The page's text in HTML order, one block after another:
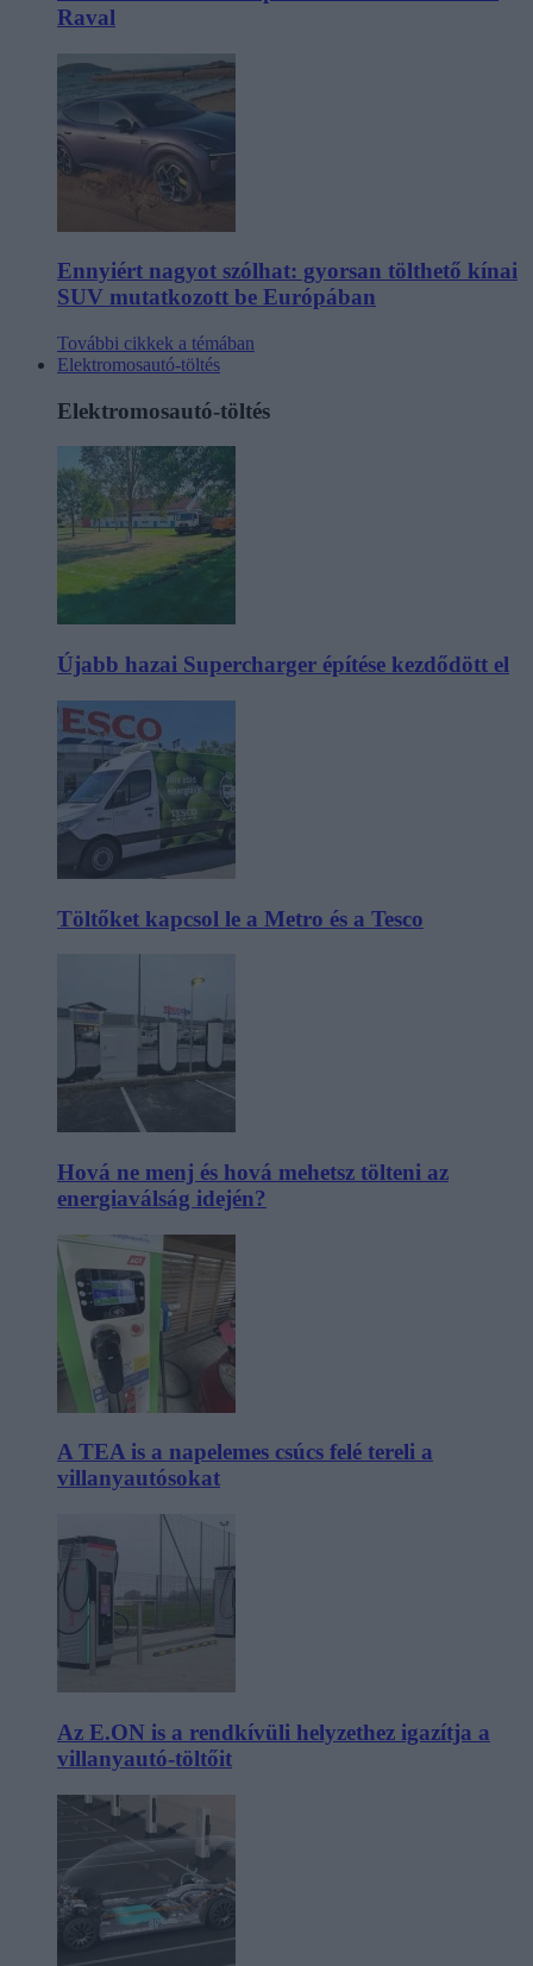
Raval
Ennyiért nagyot szólhat: gyorsan tölthető kínai
SUV mutatkozott be Európában
További cikkek a témában
Elektromosautó-töltés
Elektromosautó-töltés
Újabb hazai Supercharger építése kezdődött el
Töltőket kapcsol le a Metro és a Tesco
Hová ne menj és hová mehetsz tölteni az
energiaválság idején?
A TEA is a napelemes csúcs felé tereli a
villanyautósokat
Az E.ON is a rendkívüli helyzethez igazítja a
villanyautó-töltőit